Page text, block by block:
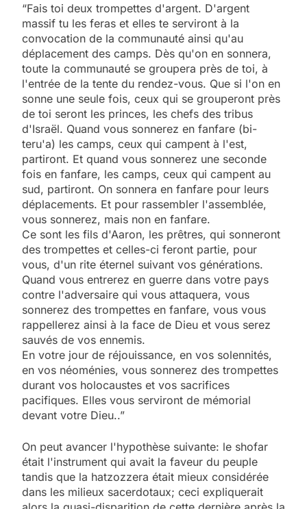
“Fais toi deux trompettes d'argent. D'argent
massif tu les feras et elles te serviront à la
convocation de la communauté ainsi qu'au
déplacement des camps. Dès qu'on en sonnera,
toute la communauté se groupera près de toi, à
l'entrée de la tente du rendez-vous. Que si l'on en
sonne une seule fois, ceux qui se grouperont près
de toi seront les princes, les chefs des tribus
d'Israël. Quand vous sonnerez en fanfare (bi-
teru'a) les camps, ceux qui campent à l'est,
partiront. Et quand vous sonnerez une seconde
fois en fanfare, les camps, ceux qui campent au
sud, partiront. On sonnera en fanfare pour leurs
déplacements. Et pour rassembler l'assemblée,
vous sonnerez, mais non en fanfare.
Ce sont les fils d'Aaron, les prêtres, qui sonneront
des trompettes et celles-ci feront partie, pour
vous, d'un rite éternel suivant vos générations.
Quand vous entrerez en guerre dans votre pays
contre l'adversaire qui vous attaquera, vous
sonnerez des trompettes en fanfare, vous vous
rappellerez ainsi à la face de Dieu et vous serez
sauvés de vos ennemis.
En votre jour de réjouissance, en vos solennités,
en vos néoménies, vous sonnerez des trompettes
durant vos holocaustes et vos sacrifices
pacifiques. Elles vous serviront de mémorial
devant votre Dieu..”
On peut avancer l'hypothèse suivante: le shofar
était l'instrument qui avait la faveur du peuple
tandis que la hatzozzera était mieux considérée
dans les milieux sacerdotaux; ceci expliquerait